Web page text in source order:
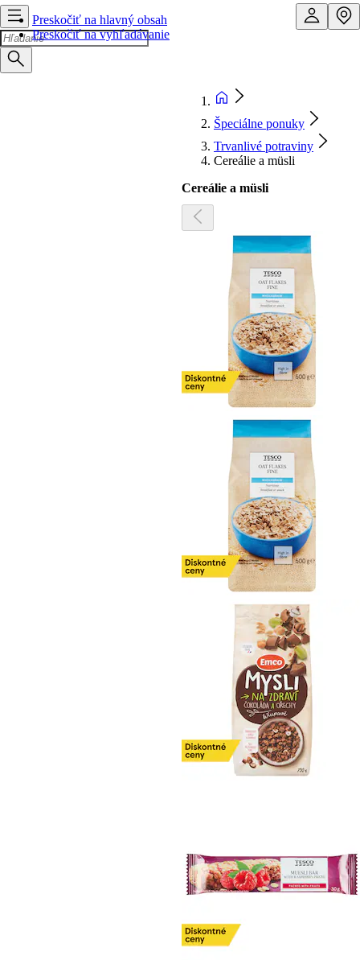
Preskočiť na hlavný obsah
Preskočiť na vyhľadávanie
Špeciálne ponuky
Trvanlivé potraviny
Cereálie a müsli
Cereálie a müsli